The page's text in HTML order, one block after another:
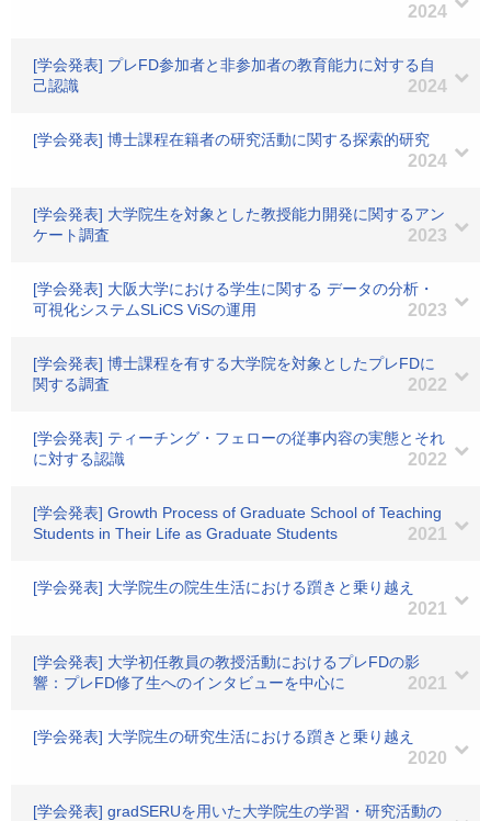
2024
[学会発表] プレFD参加者と非参加者の教育能力に対する自
己認識
2024
[学会発表] 博士課程在籍者の研究活動に関する探索的研究
2024
[学会発表] 大学院生を対象とした教授能力開発に関するアン
ケート調査
2023
[学会発表] 大阪大学における学生に関する データの分析・
可視化システムSLiCS ViSの運用
2023
[学会発表] 博士課程を有する大学院を対象としたプレFDに
関する調査
2022
[学会発表] ティーチング・フェローの従事内容の実態とそれ
に対する認識
2022
[学会発表] Growth Process of Graduate School of Teaching
Students in Their Life as Graduate Students
2021
[学会発表] 大学院生の院生生活における躓きと乗り越え
2021
[学会発表] 大学初任教員の教授活動におけるプレFDの影
響：プレFD修了生へのインタビューを中心に
2021
[学会発表] 大学院生の研究生活における躓きと乗り越え
2020
[学会発表] gradSERUを用いた大学院生の学習・研究活動の